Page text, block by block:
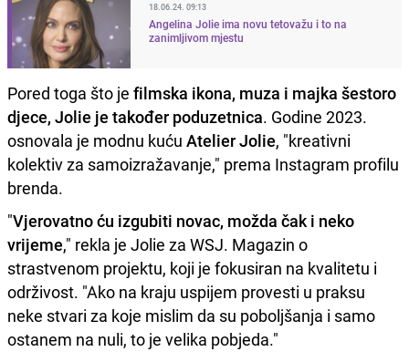
18.06.24. 09:13
Angelina Jolie ima novu tetovažu i to na
zanimljivom mjestu
Pored toga što je filmska ikona, muza i majka šestoro
djece, Jolie je također poduzetnica. Godine 2023.
osnovala je modnu kuću Atelier Jolie, "kreativni
kolektiv za samoizražavanje," prema Instagram profilu
brenda.
"Vjerovatno ću izgubiti novac, možda čak i neko
vrijeme," rekla je Jolie za WSJ. Magazin o
strastvenom projektu, koji je fokusiran na kvalitetu i
održivost. "Ako na kraju uspijem provesti u praksu
neke stvari za koje mislim da su poboljšanja i samo
ostanem na nuli, to je velika pobjeda."